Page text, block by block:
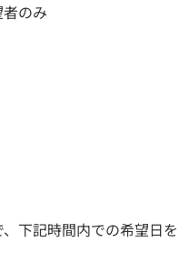
のみ
下記時間内での希望日を